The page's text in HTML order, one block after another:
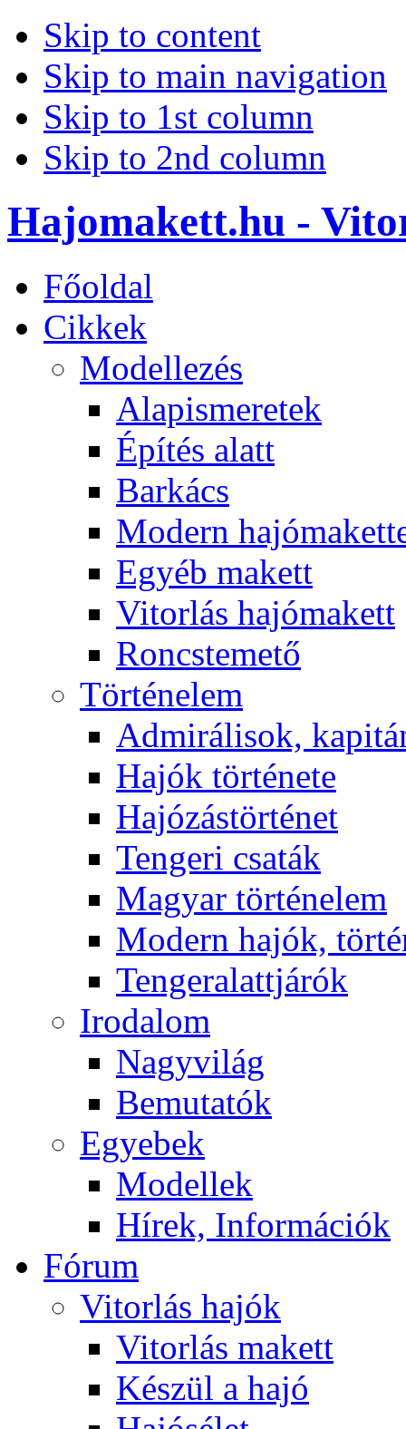
Skip to content
Skip to main navigation
Skip to 1st column
Skip to 2nd column
Hajomakett.hu -
Főoldal
Cikkek
Modellezés
Alapismeretek
Építés alatt
Barkács
Modern
Egyéb makett
Vitorlás hajómakett
Roncstemető
Történelem
Admirálisok,
Hajók története
Hajózástörténet
Tengeri csaták
Magyar történelem
Modern hajók,
Tengeralattjárók
Irodalom
Nagyvilág
Bemutatók
Egyebek
Modellek
Hírek, Információk
Fórum
Vitorlás hajók
Vitorlás makett
Készül a hajó